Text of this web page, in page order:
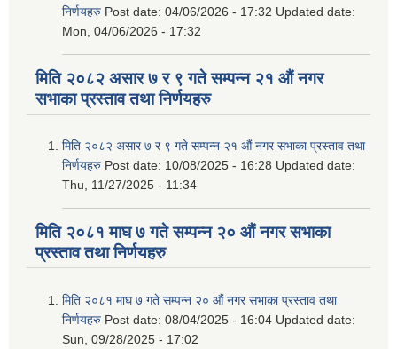
निर्णयहरु Post date: 04/06/2026 - 17:32 Updated date:
Mon, 04/06/2026 - 17:32
मिति २०८२ असार ७ र ९ गते सम्पन्न २१ औं नगर
सभाका प्रस्ताव तथा निर्णयहरु
मिति २०८२ असार ७ र ९ गते सम्पन्न २१ औं नगर सभाका प्रस्ताव तथा
निर्णयहरु Post date: 10/08/2025 - 16:28 Updated date:
Thu, 11/27/2025 - 11:34
मिति २०८१ माघ ७ गते सम्पन्न २० औं नगर सभाका
प्रस्ताव तथा निर्णयहरु
मिति २०८१ माघ ७ गते सम्पन्न २० औं नगर सभाका प्रस्ताव तथा
निर्णयहरु Post date: 08/04/2025 - 16:04 Updated date:
Sun, 09/28/2025 - 17:02